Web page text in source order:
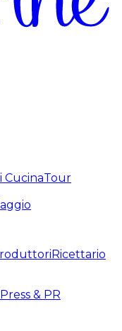
CucinaTour
Ricettario
Press & PR